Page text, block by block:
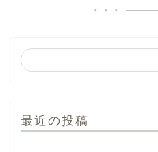
最近の投稿